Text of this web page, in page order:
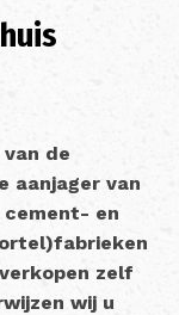
de
aanjager van
cement- en
zelf
wij u